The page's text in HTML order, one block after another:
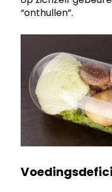
“onthullen”.